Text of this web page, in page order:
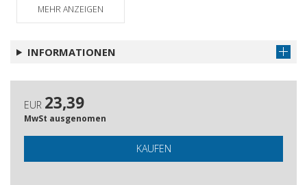
MEHR ANZEIGEN
INFORMATIONEN
EUR 23,39
MwSt ausgenomen
KAUFEN